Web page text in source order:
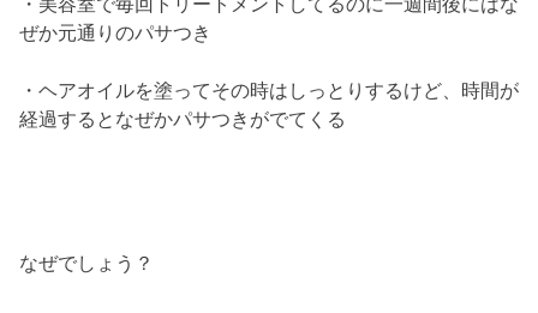
・美容室で毎回トリートメントしてるのに一週間後にはな
ぜか元通りのパサつき
・ヘアオイルを塗ってその時はしっとりするけど、時間が
経過するとなぜかパサつきがでてくる
なぜでしょう？